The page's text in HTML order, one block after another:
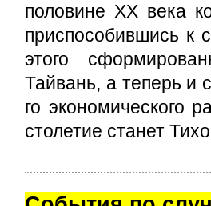
полови­не XX века
приспособившись к
этого
Тайвань, а теперь
го экономического
столетие станет